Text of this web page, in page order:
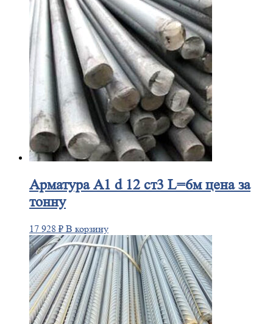
АрматураА1 d 12 ст3 L=6м цена за
тонну
17 928 ₽ В корзину